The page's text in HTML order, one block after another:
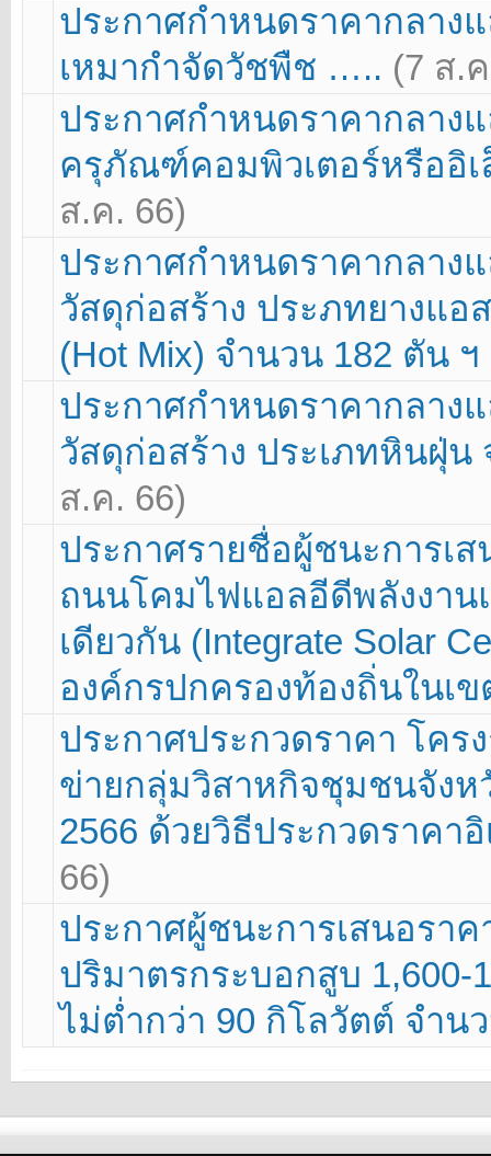
ประกาศกำหนดราคากลาง
เหมากำจัดวัชพืช ….. (7 ส.
ประกาศกำหนดราคากลาง
ครุภัณฑ์คอมพิวเตอร์หรืออิ
ส.ค. 66)
ประกาศกำหนดราคากลาง
วัสดุก่อสร้าง ประภทยางแ
(Hot Mix) จำนวน 182 ตัน
ประกาศกำหนดราคากลาง
วัสดุก่อสร้าง ประเภทหินฝุ่
ส.ค. 66)
ประกาศรายชื่อผู้ชนะการเ
ถนนโคมไฟแอลอีดีพลังงา
เดียวกัน (Integrate Solar
องค์กรปกครองท้องถิ่นใน
ประกาศประกวดราคา โคร
ข่ายกลุ่มวิสาหกิจชุมชนจัง
2566 ด้วยวิธีประกวดราคา
66)
ประกาศผู้ชนะการเสนอรา
ปริมาตรกระบอกสูบ 1,600-
ไม่ต่ำกว่า 90 กิโลวัตต์ จำ